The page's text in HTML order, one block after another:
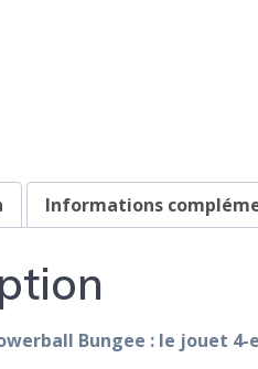
Informations
Bungee : le jouet